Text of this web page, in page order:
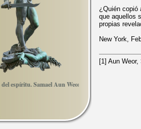
espíritu. Samael Aun Weor.
¿Quién copió
que aquellos
propias
New York,
[1] Aun Weor,